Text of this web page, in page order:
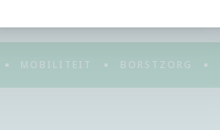
MOBILITEIT BORSTZORG